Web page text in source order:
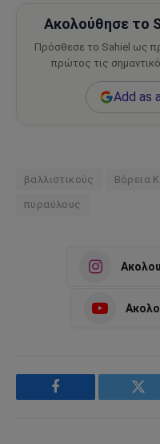
Ακολούθησε το
Πρόσθεσε το Sahiel ως
πρώτος τις
Add as
βαλλιστικούς Βόρεια
πυραύλους
Facebook